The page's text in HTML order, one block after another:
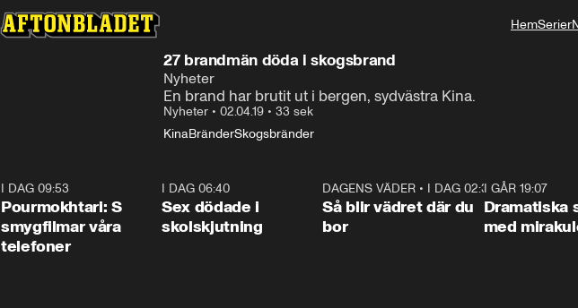
HemSerier
27 brandmän döda i skogsbrand
Nyheter
En brand har brutit ut i bergen, sydvästra Kina.
Nyheter • 02.04.19 • 33 sek
KinaBränderSkogsbränder
I DAG 09:53
Pourmokhtari: S
smygfilmar våra
telefoner
I DAG 06:40
Sex dödade i
skolskjutning
1:06
DAGENS VÄDER • I DAG 02:30
Så blir vädret där du
bor
I GÅR 19:07
Dramatiska
med